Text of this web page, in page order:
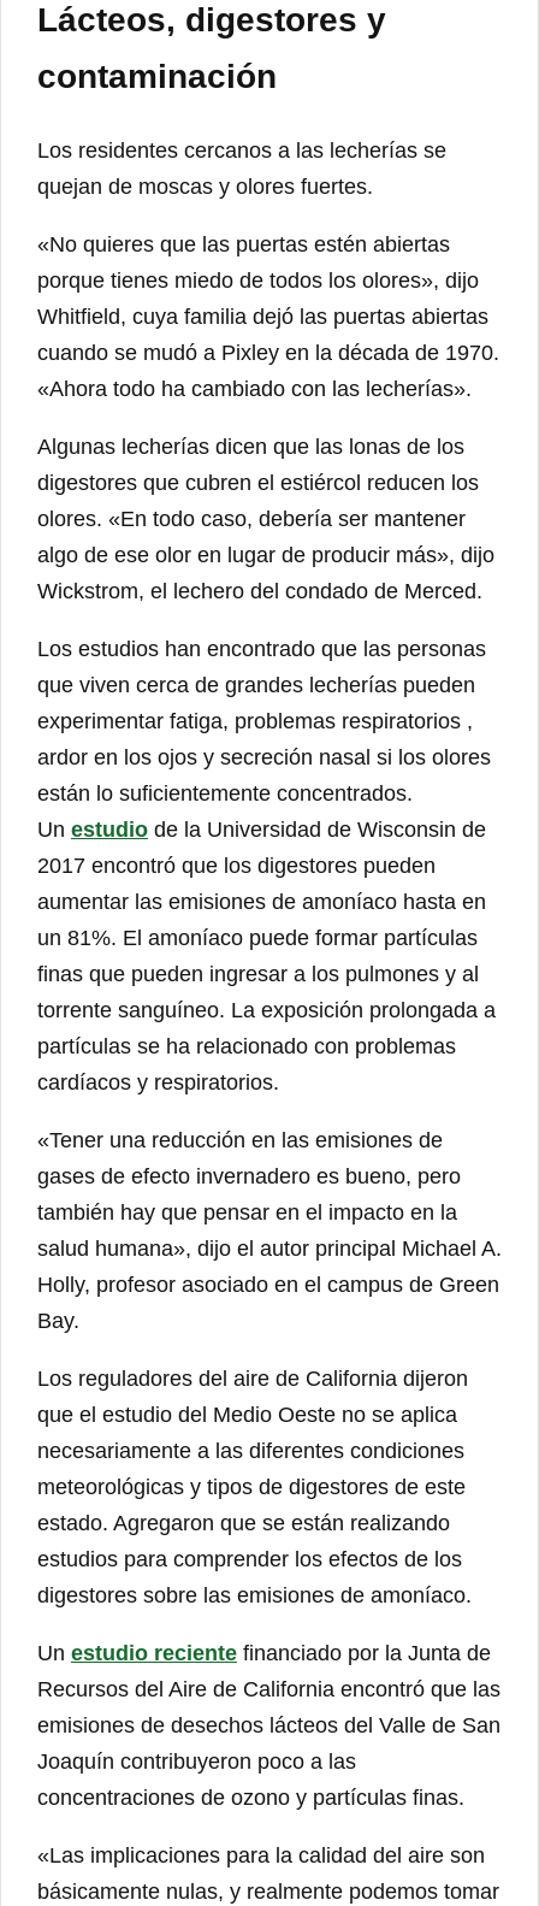
Lácteos, digestores y
contaminación
Los residentes cercanos a las lecherías se
quejan de moscas y olores fuertes.
«No quieres que las puertas estén abiertas
porque tienes miedo de todos los olores», dijo
Whitfield, cuya familia dejó las puertas abiertas
cuando se mudó a Pixley en la década de 1970.
«Ahora todo ha cambiado con las lecherías».
Algunas lecherías dicen que las lonas de los
digestores que cubren el estiércol reducen los
olores. «En todo caso, debería ser mantener
algo de ese olor en lugar de producir más», dijo
Wickstrom, el lechero del condado de Merced.
Los estudios han encontrado que las personas
que viven cerca de grandes lecherías pueden
experimentar fatiga, problemas respiratorios ,
ardor en los ojos y secreción nasal si los olores
están lo suficientemente concentrados.
Un estudio de la Universidad de Wisconsin de
2017 encontró que los digestores pueden
aumentar las emisiones de amoníaco hasta en
un 81%. El amoníaco puede formar partículas
finas que pueden ingresar a los pulmones y al
torrente sanguíneo. La exposición prolongada a
partículas se ha relacionado con problemas
cardíacos y respiratorios.
«Tener una reducción en las emisiones de
gases de efecto invernadero es bueno, pero
también hay que pensar en el impacto en la
salud humana», dijo el autor principal Michael A.
Holly, profesor asociado en el campus de Green
Bay.
Los reguladores del aire de California dijeron
que el estudio del Medio Oeste no se aplica
necesariamente a las diferentes condiciones
meteorológicas y tipos de digestores de este
estado. Agregaron que se están realizando
estudios para comprender los efectos de los
digestores sobre las emisiones de amoníaco.
Un estudio reciente financiado por la Junta de
Recursos del Aire de California encontró que las
emisiones de desechos lácteos del Valle de San
Joaquín contribuyeron poco a las
concentraciones de ozono y partículas finas.
«Las implicaciones para la calidad del aire son
básicamente nulas, y realmente podemos tomar